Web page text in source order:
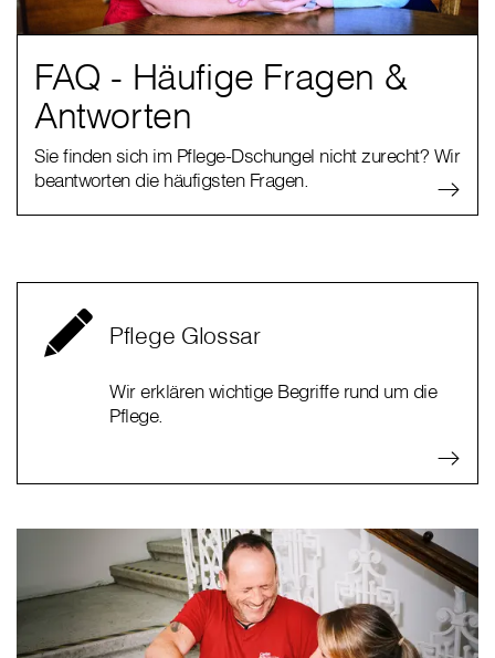
FAQ - Häufige Fragen &
Antworten
Sie finden sich im Pflege-Dschungel nicht zurecht? Wir
beantworten die häufigsten Fragen.
Pflege Glossar
Wir erklären wichtige Begriffe rund um die
Pflege.